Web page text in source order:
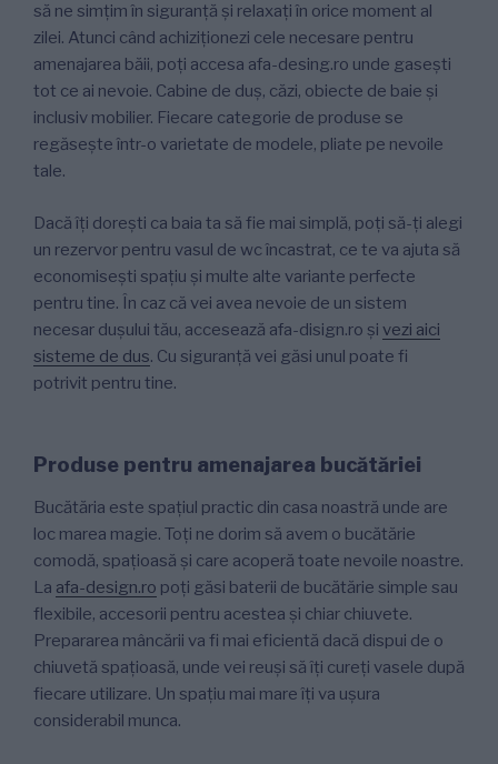
să ne simțim în siguranță și relaxați în orice moment al
zilei. Atunci când achiziționezi cele necesare pentru
amenajarea băii, poți accesa afa-desing.ro unde gasești
tot ce ai nevoie. Cabine de duș, căzi, obiecte de baie și
inclusiv mobilier. Fiecare categorie de produse se
regăsește într-o varietate de modele, pliate pe nevoile
tale.
Dacă îți dorești ca baia ta să fie mai simplă, poți să-ți alegi
un rezervor pentru vasul de wc încastrat, ce te va ajuta să
economisești spațiu și multe alte variante perfecte
pentru tine. În caz că vei avea nevoie de un sistem
necesar dușului tău, accesează afa-disign.ro și vezi aici
sisteme de dus. Cu siguranță vei găsi unul poate fi
potrivit pentru tine.
Produse pentru amenajarea bucătăriei
Bucătăria este spațiul practic din casa noastră unde are
loc marea magie. Toți ne dorim să avem o bucătărie
comodă, spațioasă și care acoperă toate nevoile noastre.
La afa-design.ro poți găsi baterii de bucătărie simple sau
flexibile, accesorii pentru acestea și chiar chiuvete.
Prepararea mâncării va fi mai eficientă dacă dispui de o
chiuvetă spațioasă, unde vei reuși să îți cureți vasele după
fiecare utilizare. Un spațiu mai mare îți va ușura
considerabil munca.